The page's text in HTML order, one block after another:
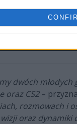
dwóch
oraz CS2–
rozmowach i
oraz dynamiki